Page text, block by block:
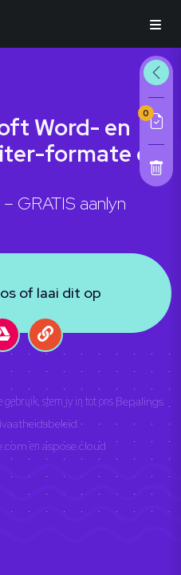
0
Word- en
formate op
GRATIS aanlyn
of laai dit op
gebruik, stem jy in tot ons Bepalings
en aspose.cloud